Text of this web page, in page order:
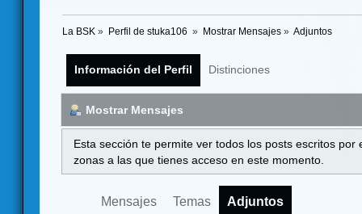
La BSK » Perfil de stuka106 » Mostrar Mensajes» Adjuntos
Información del Perfil Distinciones
Mostrar Mensajes
Esta sección te permite ver todos los posts escritos
zonas a las que tienes acceso en este momento.
Mensajes Temas Adjuntos